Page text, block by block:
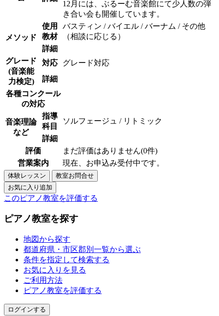
12月には、ぶるーむ音楽館にて少人数の弾
き合い会も開催しています。
メソッド
使用
教材
バスティン / バイエル / バーナム / その他
（相談に応じる）
詳細
グレード
(音楽能
力検定)
対応
グレード対応
詳細
各種コンクール
の対応
音楽理論
など
指導
科目
ソルフェージュ / リトミック
詳細
評価
まだ評価はありません(0件)
営業案内
現在、お申込み受付中です。
このピアノ教室を評価する
ピアノ教室を探す
地図から探す
都道府県・市区郡別一覧から選ぶ
条件を指定して検索する
お気に入りを見る
ご利用方法
ピアノ教室を評価する
ログインする